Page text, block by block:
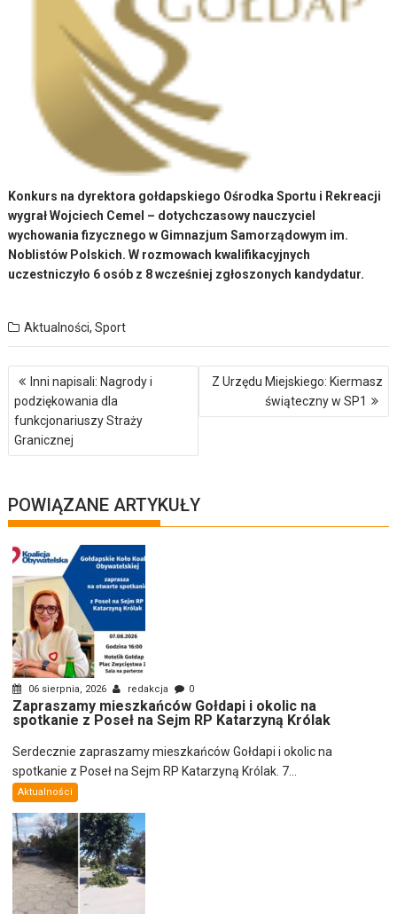
Konkurs na dyrektora gołdapskiego Ośrodka Sportu i Rekreacji
wygrał Wojciech Cemel – dotychczasowy nauczyciel
wychowania fizycznego w Gimnazjum Samorządowym im.
Noblistów Polskich. W rozmowach kwalifikacyjnych
uczestniczyło 6 osób z 8 wcześniej zgłoszonych kandydatur.
Aktualności,Sport
Nawigacja
wpisu
Inni napisali: Nagrody i
podziękowania dla
funkcjonariuszy Straży
Granicznej
Z Urzędu Miejskiego: Kiermasz
świąteczny w SP1
POWIĄZANE ARTYKUŁY
06 sierpnia, 2026 redakcja 0
Zapraszamy mieszkańców Gołdapi i okolic na
spotkanie z Poseł na Sejm RP Katarzyną Królak
Serdecznie zapraszamy mieszkańców Gołdapi i okolic na
spotkanie z Poseł na Sejm RP Katarzyną Królak. 7...
Aktualności